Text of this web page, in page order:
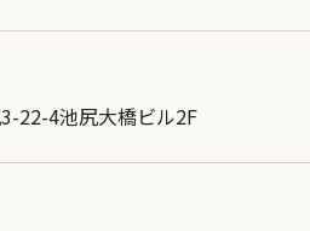
22-4池尻大橋ビル2F